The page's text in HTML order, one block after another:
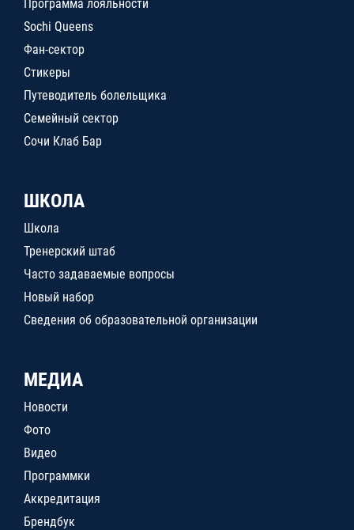
Программа лояльности
Sochi Queens
Фан-сектор
Стикеры
Путеводитель болельщика
Семейный сектор
Сочи Клаб Бар
ШКОЛА
Школа
Тренерский штаб
Часто задаваемые вопросы
Новый набор
Сведения об образовательной организации
МЕДИА
Новости
Фото
Видео
Программки
Аккредитация
Брендбук